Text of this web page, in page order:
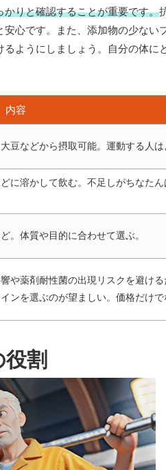
りと確認することが重要です。
心です。また、添加物の少ない
ようにしましょう。自分の体に
内容
などから摂取可能。運動する人は
に溶かして飲む。不足しがちなた
。体質や目的に合わせて選ぶ。
や薬剤耐性菌の出現リスクを避け
ンを選ぶのが望ましい。価格だけで
割